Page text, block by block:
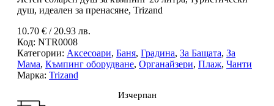
душ, идеален за пренасяне, Trizand
10.70 € / 20.93 лв.
Код: NTR0008
Категории: Аксесоари, Баня, Градина, За Бащата, За
Мама, Къмпинг оборудване, Органайзери, Плаж, Чанти
Марка: Trizand
Изчерпан